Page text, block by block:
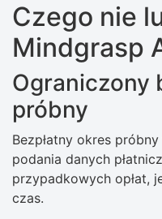
Czego nie
Mindgrasp
Ograniczony
próbny
Bezpłatny okres
podania danych
przypadkowych opłat,
czas.